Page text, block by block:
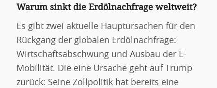
Warum sinkt die Erdölnachfrage weltweit?
Es gibt zwei aktuelle Hauptursachen für den
Rückgang der globalen Erdölnachfrage:
Wirtschaftsabschwung und Ausbau der E-
Mobilität. Die eine Ursache geht auf Trump
zurück: Seine Zollpolitik hat bereits eine